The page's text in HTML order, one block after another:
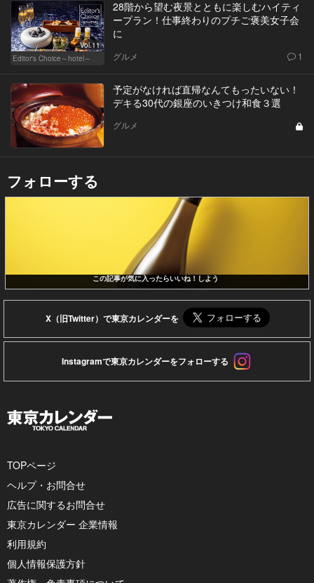
Vol.11
Editor's Choice～hotel～
28階から望む夜景とともに楽しむハイティ
ープラン！仕事終わりのプチご褒美女子会
に
グルメ 1
予定がなければ直帰なんてもったいない！
デキる30代の銀座のいきつけ和食３選
グルメ
フォローする
この記事が気に入ったらいいね！しよう
X（旧Twitter）で東京カレンダーを
Instagramで東京カレンダーをフォローする
TOPページ
ヘルプ・お問合せ
広告に関するお問合せ
東京カレンダー 企業情報
利用規約
個人情報保護方針